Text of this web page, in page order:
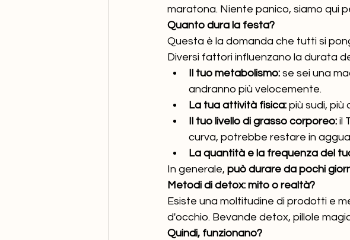
maratona. Niente panico, siamo qui
Quanto dura la festa?
Questa è la domanda che tutti si
Diversi fattori influenzano la durata
Il tuo metabolismo: se sei una
andranno più velocemente.
La tua attività fisica: più sudi, più
Il tuo livello di grasso corporeo: il
curva, potrebbe restare in
La quantità e la frequenza del
In generale, può durare da pochi
Metodi di detox: mito o realtà?
Esiste una moltitudine di prodotti e
d'occhio. Bevande detox, pillole
Quindi, funzionano?